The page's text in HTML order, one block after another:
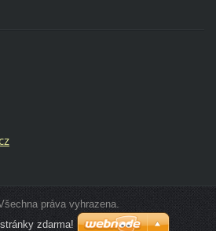
práva vyhrazena.
zdarma!